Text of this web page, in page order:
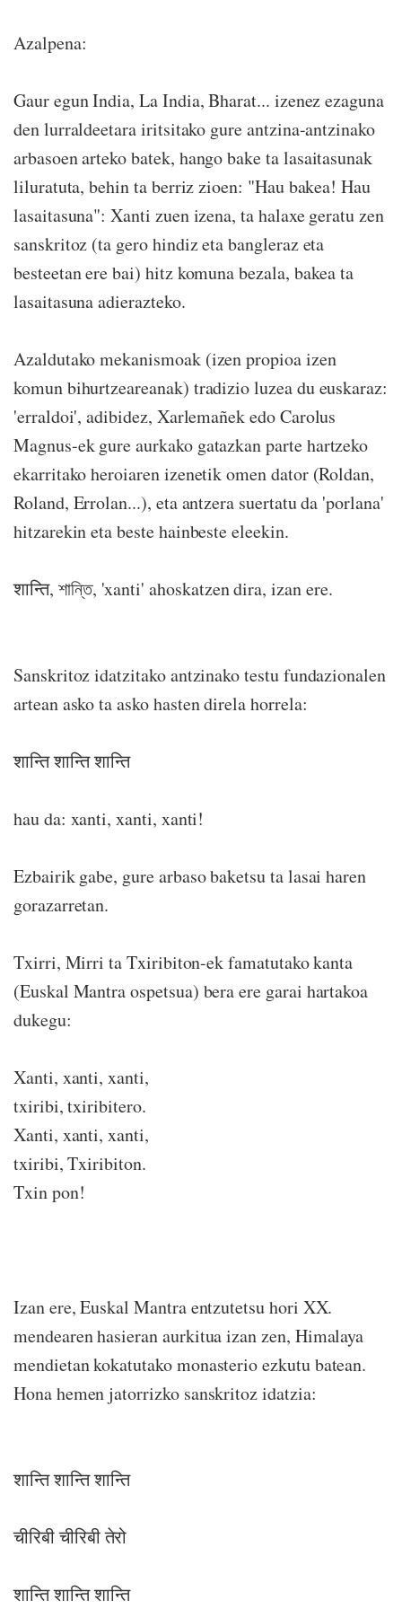
Azalpena:
Gaur egun India, La India, Bharat... izenez ezaguna
den lurraldeetara iritsitako gure antzina-antzinako
arbasoen arteko batek, hango bake ta lasaitasunak
liluratuta, behin ta berriz zioen: "Hau bakea! Hau
lasaitasuna": Xanti zuen izena, ta halaxe geratu zen
sanskritoz (ta gero hindiz eta bangleraz eta
besteetan ere bai) hitz komuna bezala, bakea ta
lasaitasuna adierazteko.
Azaldutako mekanismoak (izen propioa izen
komun bihurtzeareanak) tradizio luzea du euskaraz:
'erraldoi', adibidez, Xarlemañek edo Carolus
Magnus-ek gure aurkako gatazkan parte hartzeko
ekarritako heroiaren izenetik omen dator (Roldan,
Roland, Errolan...), eta antzera suertatu da 'porlana'
hitzarekin eta beste hainbeste eleekin.
शान्ति, শান্তি, 'xanti' ahoskatzen dira, izan ere.
Sanskritoz idatzitako antzinako testu fundazionalen
artean asko ta asko hasten direla horrela:
शान्ति शान्ति शान्ति
hau da: xanti, xanti, xanti!
Ezbairik gabe, gure arbaso baketsu ta lasai haren
gorazarretan.
Txirri, Mirri ta Txiribiton-ek famatutako kanta
(Euskal Mantra ospetsua) bera ere garai hartakoa
dukegu:
Xanti, xanti, xanti,
txiribi, txiribitero.
Xanti, xanti, xanti,
txiribi, Txiribiton.
Txin pon!
Izan ere, Euskal Mantra entzutetsu hori XX.
mendearen hasieran aurkitua izan zen, Himalaya
mendietan kokatutako monasterio ezkutu batean.
Hona hemen jatorrizko sanskritoz idatzia:
शान्ति शान्ति शान्ति
चीरिबी चीरिबी तेरो
शान्ति शान्ति शान्ति